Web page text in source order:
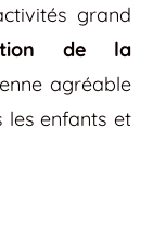
grand
de la
agréable
enfants et